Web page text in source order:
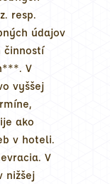
resp.
údajov
činností
V
vyššej
ako
v hoteli.
V
nižšej